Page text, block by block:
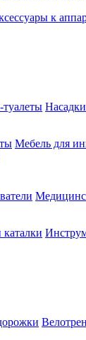
к
туалеты Насадки
Мебель для